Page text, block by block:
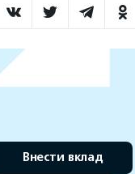
Внести вклад